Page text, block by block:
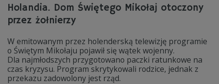
Holandia. Dom Świętego Mikołaj otoczony
przez żołnierzy
W emitowanym przez holenderską telewizję programie
o Świętym Mikołaju pojawił się wątek wojenny.
Dla najmłodszych przygotowano paczki ratunkowe na
czas kryzysu. Program skrytykowali rodzice, jednak z
przekazu zadowolony jest rząd.